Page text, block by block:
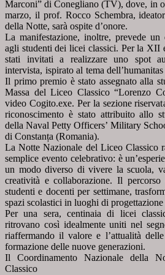
Marconi” di Conegliano (TV), dove, in
marzo, il prof. Rocco Schembra,
della Notte, sarà ospite d’onore.
La manifestazione, inoltre, prevede
agli studenti dei licei classici. Per la XII
stati invitati a realizzare uno spot
intervista, ispirato al tema
Il primo premio è stato assegnato alla
Massa del Liceo Classico “Lorenzo
video Cogito.exe. Per la sezione
riconoscimento è stato attribuito allo
della Naval PettyOfficers’ Military
di Constanța (Romania).
La Notte Nazionale del Liceo Classico
semplice evento celebrativo: è
un modo diverso di vivere la scuola,
creatività ecollaborazione. Il
studenti e docenti per settimane,
spazi scolastici in luoghi di
Per una sera, centinaia di licei
ritrovano così idealmente uniti nel
riaffermando il valore e l’attualità
formazione delle nuove generazioni.
Il Coordinamento Nazionale della
Classico